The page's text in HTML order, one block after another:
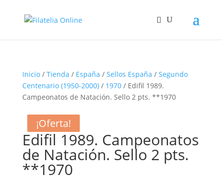
Inicio/ Tienda / España / Sellos España / Segundo
Centenario (1950-2000)/ 1970/ Edifil 1989.
Campeonatos de Natación. Sello 2 pts. **1970
Edifil 1989. Campeonatos
de Natación. Sello 2 pts.
**1970
¡Oferta!
¡Oferta!
¡Oferta!